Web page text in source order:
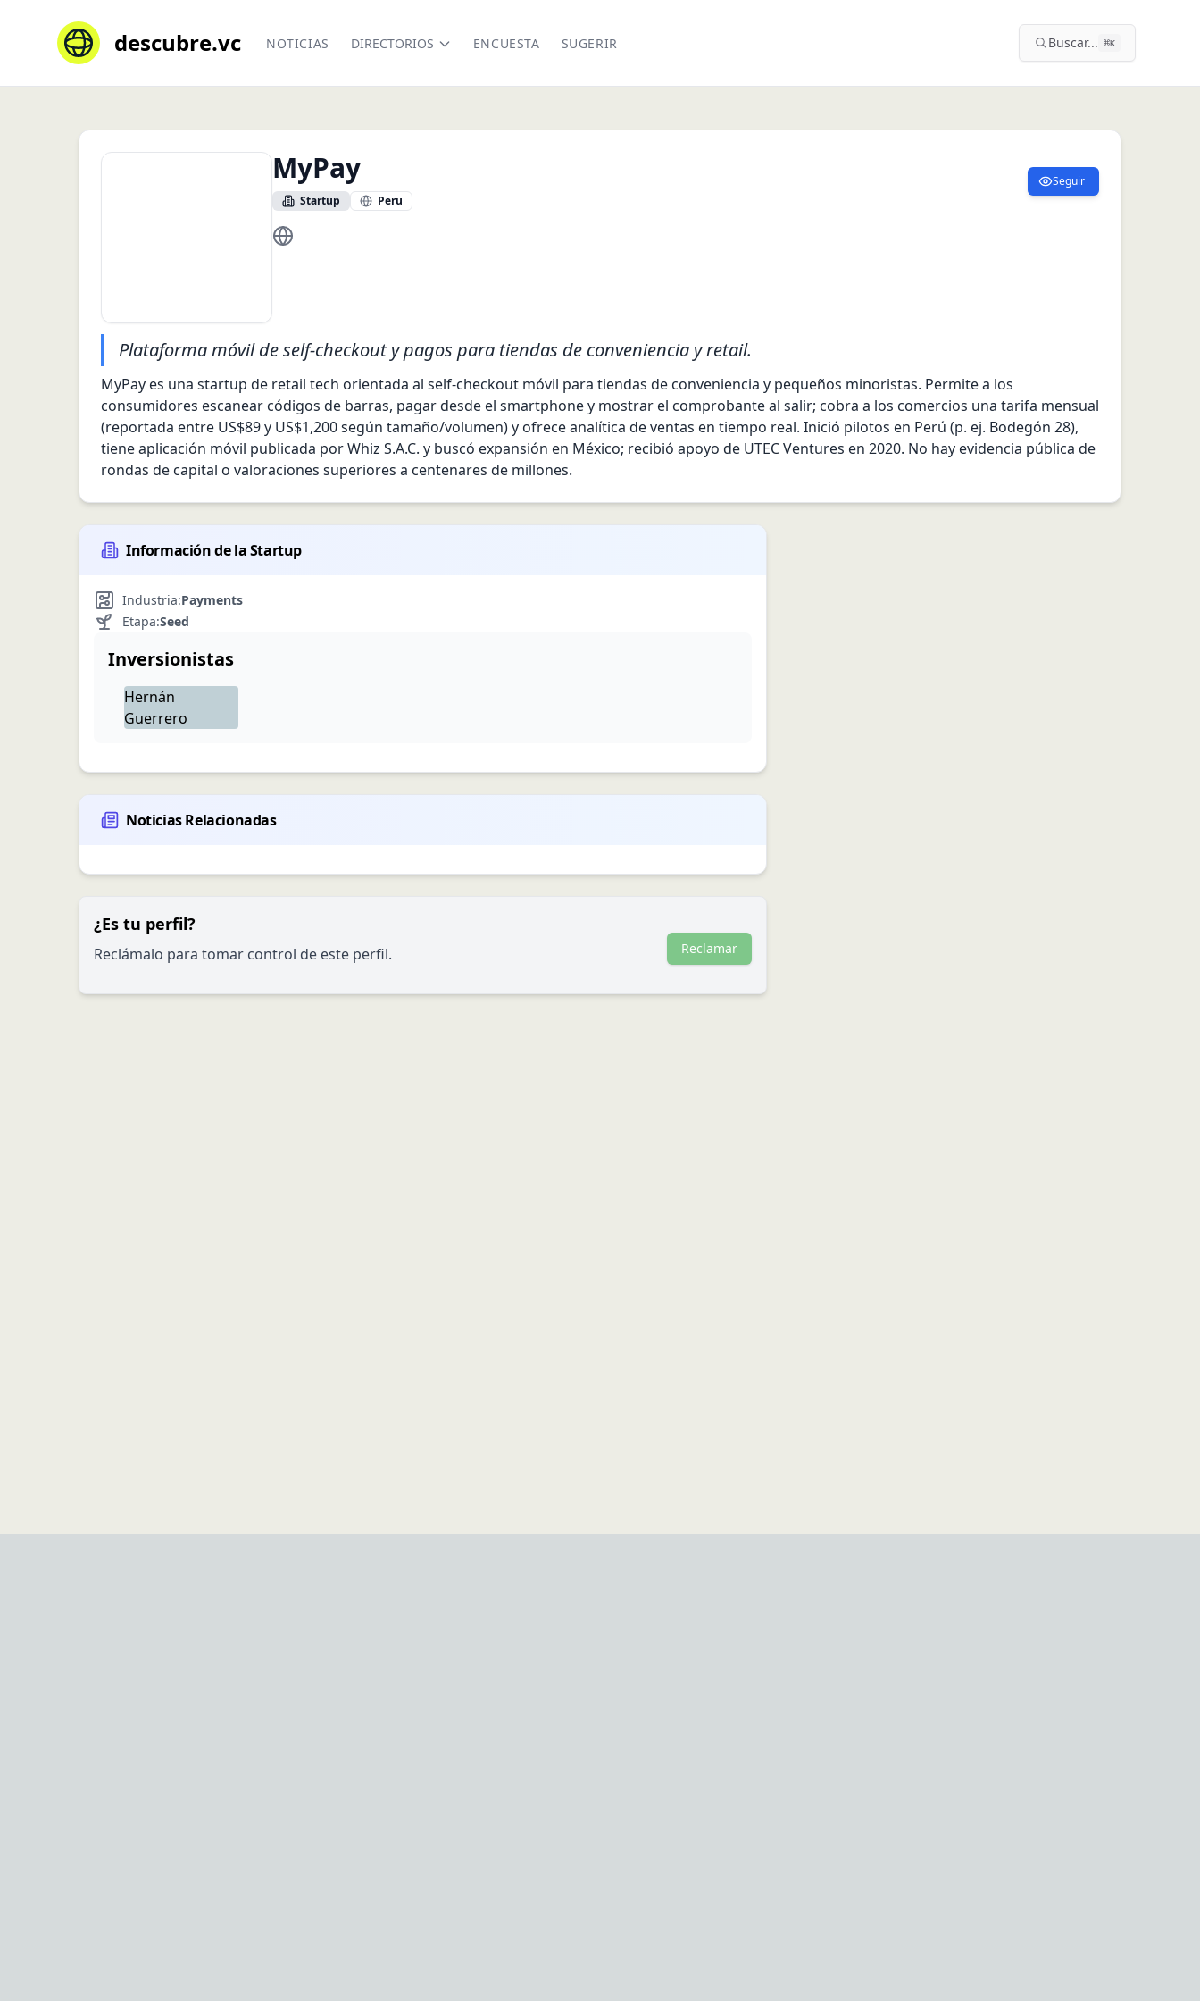
descubre.vc NOTICIAS DIRECTORIOS ENCUESTA SUGERIR Buscar... ⌘K
MyPay
Startup Peru
Seguir
http://www.mypay.com.pe/
Plataforma móvil de self-checkout y pagos para tiendas de conveniencia y retail.
MyPay es una startup de retail tech orientada al self-checkout móvil para tiendas de conveniencia y pequeños minoristas. Permite a los
consumidores escanear códigos de barras, pagar desde el smartphone y mostrar el comprobante al salir; cobra a los comercios una tarifa mensual
(reportada entre US$89 y US$1,200 según tamaño/volumen) y ofrece analítica de ventas en tiempo real. Inició pilotos en Perú (p. ej. Bodegón 28),
tiene aplicación móvil publicada por Whiz S.A.C. y buscó expansión en México; recibió apoyo de UTEC Ventures en 2020. No hay evidencia pública de
rondas de capital o valoraciones superiores a centenares de millones.
Información de la Startup
Industria:Payments
Etapa:Seed
Inversionistas
Hernán
Guerrero
Noticias Relacionadas
¿Es tu perfil?
Reclámalo para tomar control de este perfil. Reclamar